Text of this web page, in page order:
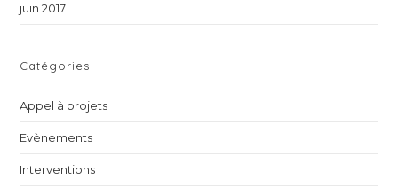
juin 2017
Catégories
Appel à projets
Evènements
Interventions